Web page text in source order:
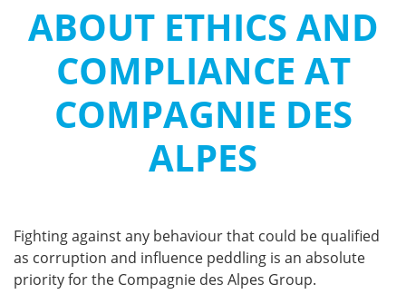
ABOUT ETHICS AND
COMPLIANCE AT
COMPAGNIE DES
ALPES
Fighting against any behaviour that could be qualified
as corruption and influence peddling is an absolute
priority for the Compagnie des Alpes Group.